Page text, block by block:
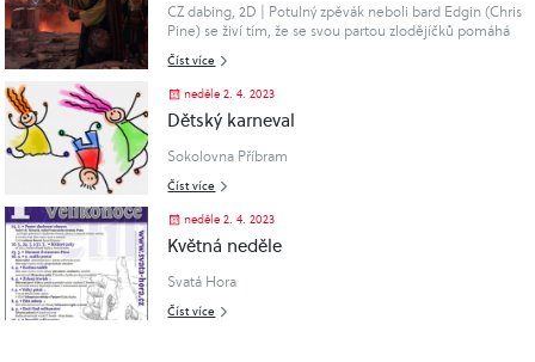
CZ dabing, 2D | Potulný zpěvák neboli bard Edgin (Chris
Pine) se živí tím, že se svou partou zlodějíčků pomáhá
měnit majitele vzácných artefaktů (jednomu ho
ukradnou a druhému prodají)..
Číst více
neděle 2. 4. 2023
Dětský karneval
Sokolovna Příbram
Číst více
neděle 2. 4. 2023
Květná neděle
Svatá Hora
Číst více